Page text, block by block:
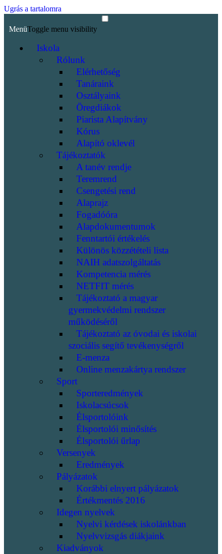
Ugrás a tartalomra
MenüToggle menu visibility
Iskola
Rólunk
Elérhetőség
Tanáraink
Osztályaink
Öregdiákok
Piarista Alapítvány
Kórus
Alapító oklevél
Tájékoztatók
A tanév rendje
Teremrend
Csengetési rend
Alaprajz
Fogadóóra
Alapdokumentumok
Fenntartói értékelés
Különös közzétételi lista
NAIH adatszolgáltatás
Kompetencia mérés
NETFIT mérés
Tájékoztató a magyar
gyermekvédelmi rendszer
működéséről
Tájékoztató az óvodai és iskolai
szociális segítő tevékenységről
E-menza
Online menzakártya rendszer
Sport
Sporteredmények
Iskolacsúcsok
Élsportolóink
Élsportolói minősítés
Élsportolói űrlap
Versenyek
Eredmények
Pályázatok
Korábbi elnyert pályázatok
Értékmentés 2016
Idegen nyelvek
Nyelvi kérdések iskolánkban
Nyelvvizsgás diákjaink
Kiadványok